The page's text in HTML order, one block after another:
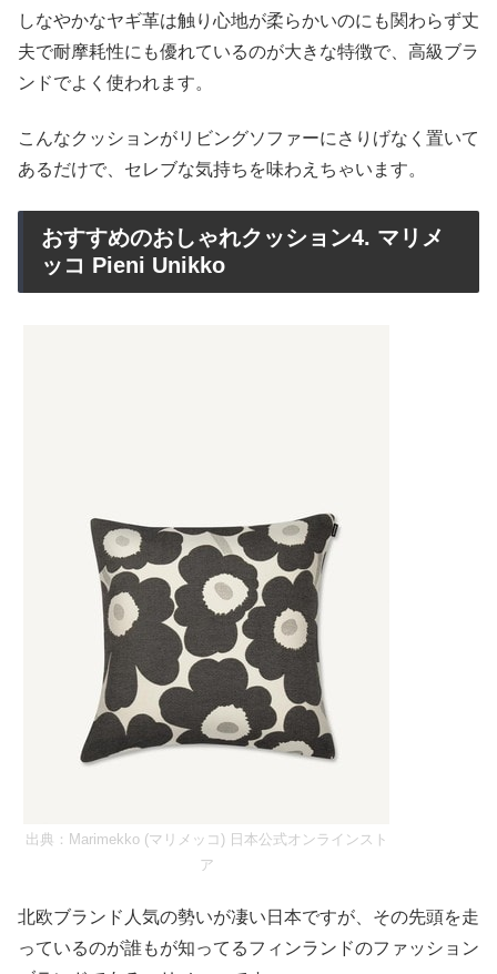
しなやかなヤギ革は触り心地が柔らかいのにも関わらず丈
夫で耐摩耗性にも優れているのが大きな特徴で、高級ブラ
ンドでよく使われます。
こんなクッションがリビングソファーにさりげなく置いて
あるだけで、セレブな気持ちを味わえちゃいます。
おすすめのおしゃれクッション4. マリメ
ッコ Pieni Unikko
出典： Marimekko (マリメッコ) 日本公式オンラインスト
ア
北欧ブランド人気の勢いが凄い日本ですが、その先頭を走
っているのが誰もが知ってるフィンランドのファッション